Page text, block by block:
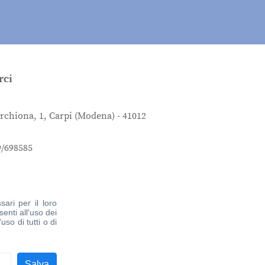
1, Carpi (Modena) - 41012
698585
per il loro
all'uso dei
di tutti o di